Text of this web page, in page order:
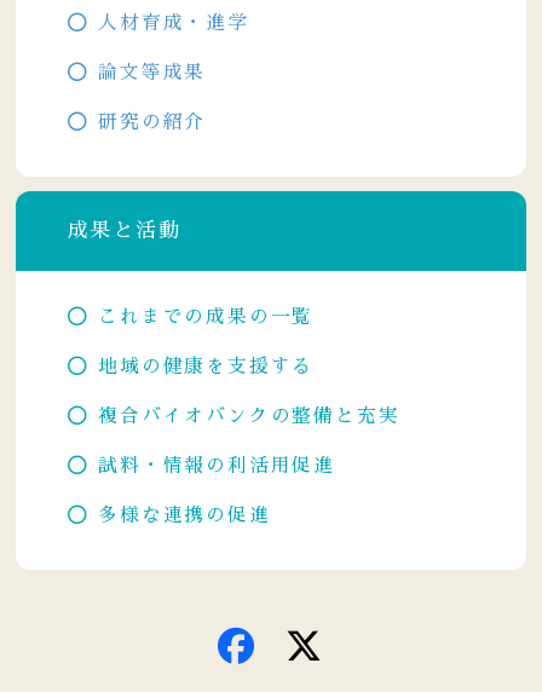
人材育成・進学
論文等成果
研究の紹介
成果と活動
これまでの成果の一覧
地域の健康を支援する
複合バイオバンクの整備と充実
試料・情報の利活用促進
多様な連携の促進